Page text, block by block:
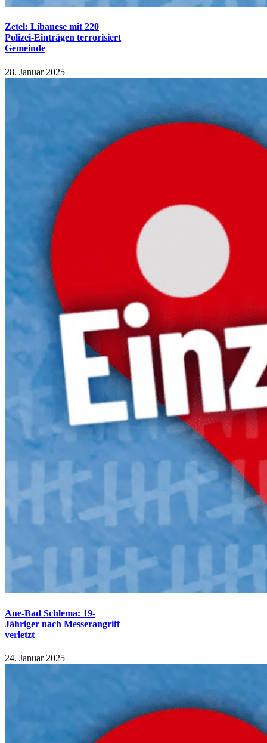
Zetel: Libanese mit 220
Polizei-Einträgen terrorisiert
Gemeinde
28. Januar 2025
Aue-Bad Schlema: 19-
Jähriger nach Messerangriff
verletzt
24. Januar 2025